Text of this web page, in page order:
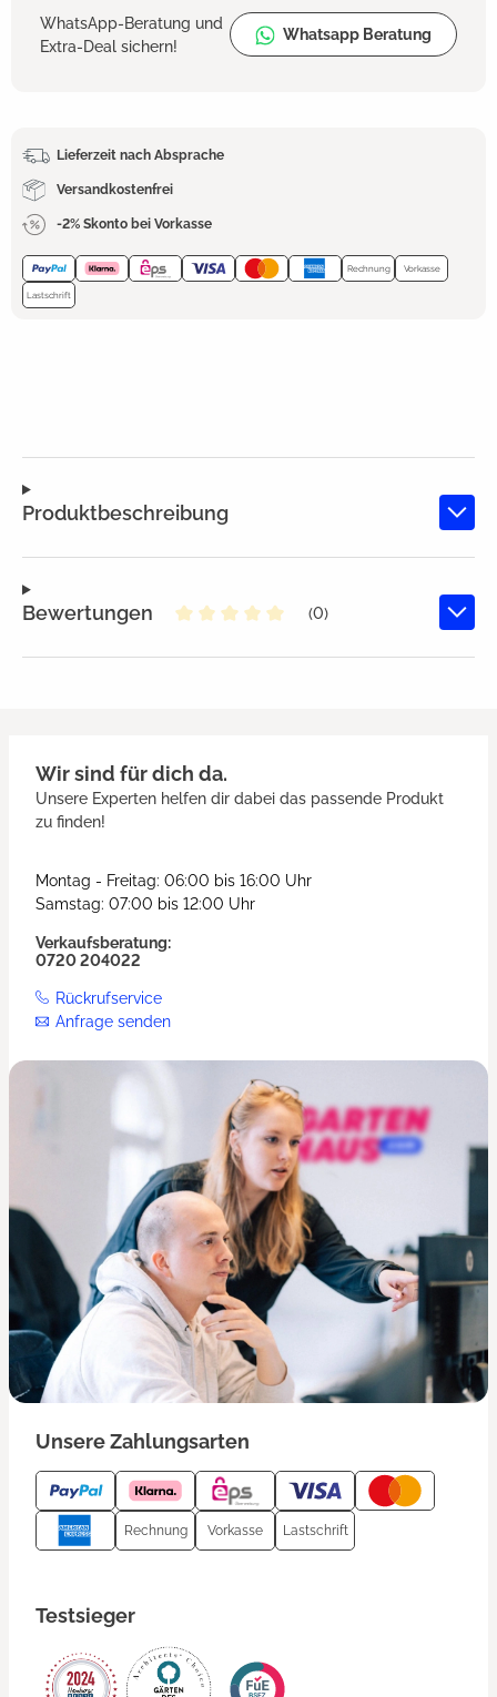
WhatsApp-Beratung und
Extra-Deal sichern!
Whatsapp Beratung
Lieferzeit nach Absprache
Versandkostenfrei
-2% Skonto bei Vorkasse
Rechnung Vorkasse
Lastschrift
Produktbeschreibung
Bewertungen
(0)
Wir sind für dich da.
Unsere Experten helfen dir dabei das passende Produkt
zu finden!
Montag - Freitag: 06:00 bis 16:00 Uhr
Samstag: 07:00 bis 12:00 Uhr
Verkaufsberatung:
0720 204022
Rückrufservice
Anfrage senden
Unsere Zahlungsarten
Rechnung Vorkasse Lastschrift
Testsieger